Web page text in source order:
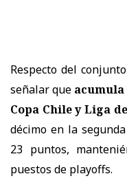
Respecto del
señalar que
Copa Chile y Liga
décimo en la
23 puntos,
puestos de playoffs.